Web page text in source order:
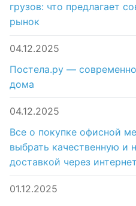
грузов: что предлагает
рынок
04.12.2025
Постела.ру —
дома
04.12.2025
Все о покупке офисной
выбрать качественную и
доставкой через
01.12.2025